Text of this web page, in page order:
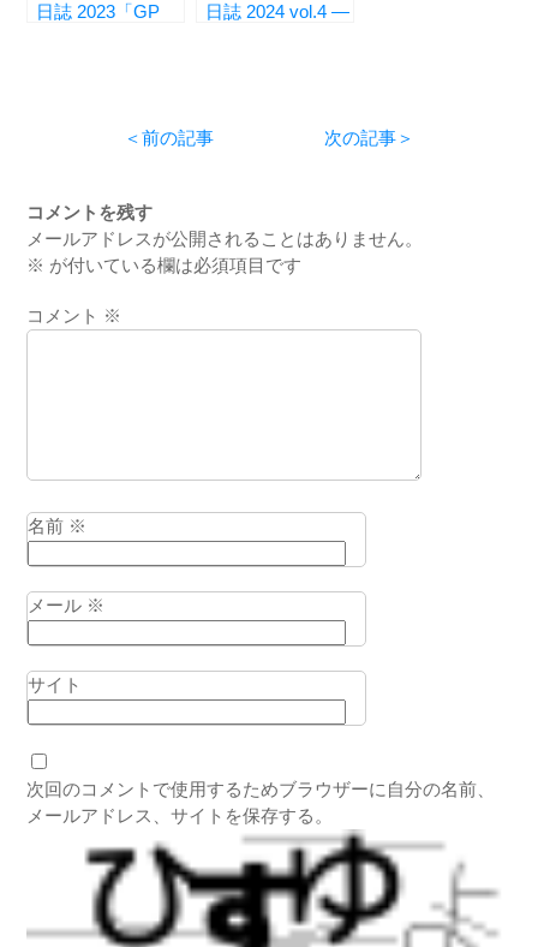
日誌 2023「GP
日誌 2024 vol.4 ―
＜前の記事 次の記事＞
コメントを残す
メールアドレスが公開されることはありません。
※ が付いている欄は必須項目です
コメント ※
名前 ※
メール ※
サイト
次回のコメントで使用するためブラウザーに自分の名前、
メールアドレス、サイトを保存する。